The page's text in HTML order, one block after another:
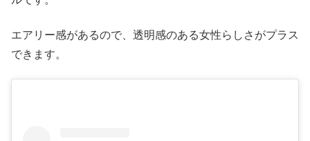
エアリー感があるので、透明感のある女性らしさがプラス
できます。